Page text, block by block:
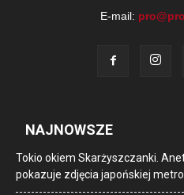
E-mail:
NAJNOWSZE
Tokio okiem Skarżyszczanki.
pokazuje zdjęcia japońskiej